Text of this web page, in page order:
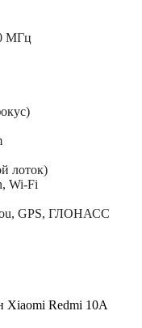
МГц
лоток)
Wi-Fi
GPS, ГЛОНАСС
Xiaomi Redmi 10A